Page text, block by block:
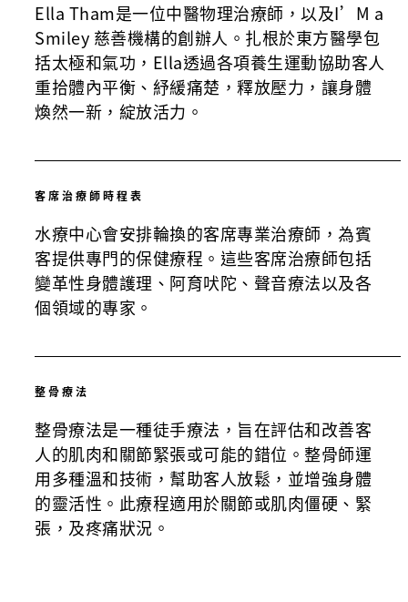
Ella Tham是一位中醫物理治療師，以及I’M a
Smiley 慈善機構的創辦人。扎根於東方醫學包
括太極和氣功，Ella透過各項養生運動協助客人
重拾體內平衡、紓緩痛楚，釋放壓力，讓身體
煥然一新，綻放活力。
客席治療師時程表
水療中心會安排輪換的客席專業治療師，為賓
客提供專門的保健療程。這些客席治療師包括
變革性身體護理、阿育吠陀、聲音療法以及各
個領域的專家。
整骨療法
整骨療法是一種徒手療法，旨在評估和改善客
人的肌肉和關節緊張或可能的錯位。整骨師運
用多種溫和技術，幫助客人放鬆，並增強身體
的靈活性。此療程適用於關節或肌肉僵硬、緊
張，及疼痛狀況。